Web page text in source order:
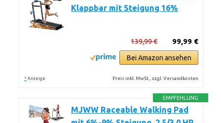
Klappbar mit Steigung 16%
99,99 €
139,99 €
Bei Amazon ansehen
* Anzeige Preis inkl. MwSt., zzgl. Versandkosten
EMPFEHLUNG
MJWW Raceable Walking Pad